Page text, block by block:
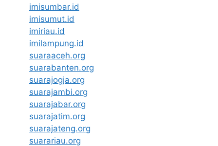
imisumbar.id
imisumut.id
imiriau.id
imilampung.id
suaraaceh.org
suarabanten.org
suarajogja.org
suarajambi.org
suarajabar.org
suarajatim.org
suarajateng.org
suarariau.org